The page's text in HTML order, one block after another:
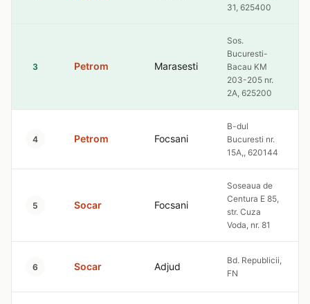
31, 625400
3 Petrom Marasesti
Sos.
Bucuresti-
Bacau KM
203-205 nr.
2A, 625200
4 Petrom Focsani
B-dul
Bucuresti nr.
15A,, 620144
5 Socar Focsani
Soseaua de
Centura E 85,
str. Cuza
Voda, nr. 81
6 Socar Adjud
Bd. Republicii,
FN